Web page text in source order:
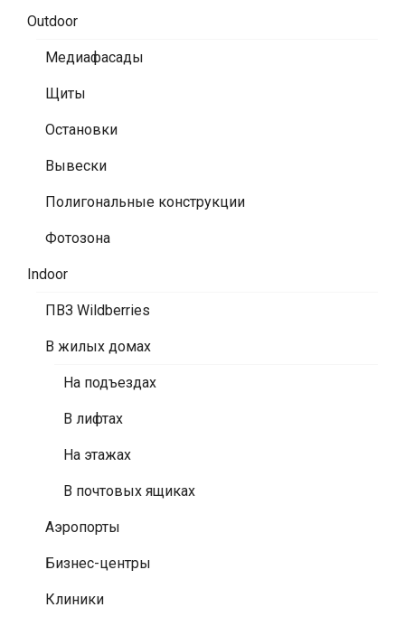
Outdoor
Медиафасады
Щиты
Остановки
Вывески
Полигональные конструкции
Фотозона
Indoor
ПВЗ Wildberries
В жилых домах
На подъездах
В лифтах
На этажах
В почтовых ящиках
Аэропорты
Бизнес-центры
Клиники